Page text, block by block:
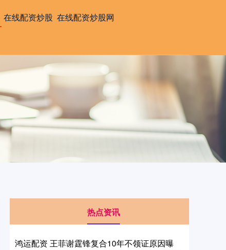
在线配资炒股 在线配资炒股网
热点资讯
鸿运配资 王菲谢霆锋复合10年不领证原因曝